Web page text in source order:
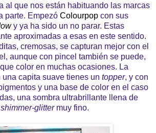
al que nos están habituando las marcas
parte. Empezó Colourpop con sus
y ya ha sido un no parar. Estas
aproximadas a esas en este sentido.
cremosas, se capturan mejor con el
aunque con pincel también se puede,
color en muchas ocasiones. La
capita suave tienes un topper, y con
y una base de color en el caso
una sombra ultrabrillante llena de
shimmer-glittermuy fino.